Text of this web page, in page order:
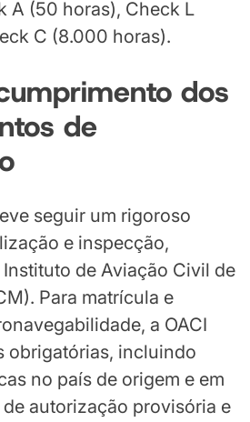
A (50 horas), Check L
C (8.000 horas).
dos
de
seguir um rigoroso
e inspecção,
de Aviação Civil de
Para matrícula e
a OACI
obrigatórias, incluindo
no país de origem e em
autorização provisória e